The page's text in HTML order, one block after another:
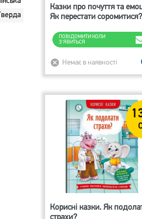
Казки про почуття та
Як перестати соромитися?
ПОВІДОМИТИ КОЛИ
З'ЯВИТЬСЯ
Немає в наявності
Корисні казки. Як